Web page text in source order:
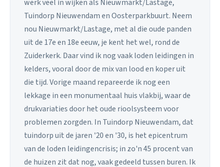
werk veel in wijken als Nieuwmarkt/Lastage,
Tuindorp Nieuwendam en Oosterparkbuurt. Neem
nou Nieuwmarkt/Lastage, met al die oude panden
uit de 17e en 18e eeuw, je kent het wel, rond de
Zuiderkerk. Daar vind ik nog vaak loden leidingen in
kelders, vooral door de mix van lood en koper uit
die tijd. Vorige maand repareerde ik nog een
lekkage in een monumentaal huis vlakbij, waar de
drukvariaties door het oude rioolsysteem voor
problemen zorgden. In Tuindorp Nieuwendam, dat
tuindorp uit de jaren '20 en '30, is het epicentrum
van de loden leidingencrisis; in zo'n 45 procent van
de huizen zit dat nog, vaak gedeeld tussen buren. Ik